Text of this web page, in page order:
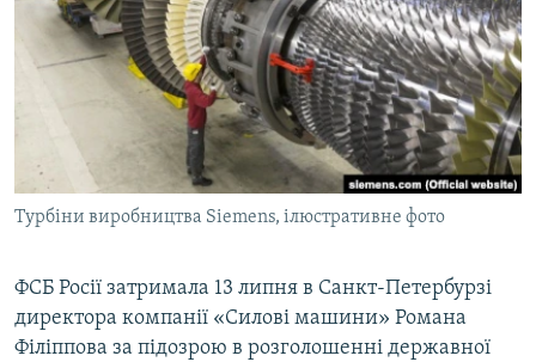
ДЕПОРТАЦІЯ
ВІДЕОУРОКИ «ELIFBE»
СВІДЧЕННЯ ОКУПАЦІЇ
УКРАЇНСЬКА ПРОБЛЕМА КРИМУ
ІНФОГРАФІКА
ЯК ОБІЙТИ БЛОКУВАННЯ
Русский
ДОЛУЧАЙСЯ!
Усі сайти RFE/RL
Турбіни виробництва Siemens, ілюстративне фото
ФСБ Росії затримала 13 липня в Санкт-Петербурзі
директора компанії «Силові машини» Романа
Філіппова за підозрою в розголошенні державної